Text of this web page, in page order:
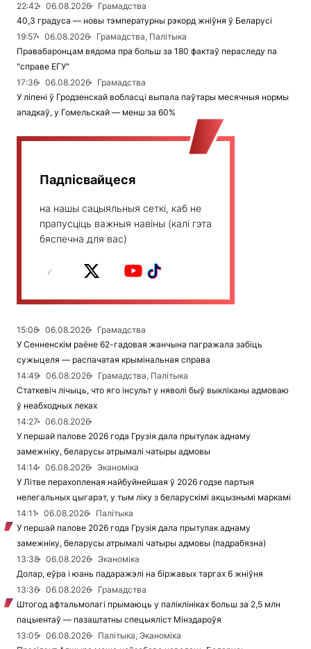
22:42
06.08.2026
Грамадства
40,3 градуса — новы тэмпературны рэкорд жніўня ў Беларусі
19:57
06.08.2026
Грамадства, Палітыка
Правабаронцам вядома пра больш за 180 фактаў пераследу па
"справе ЕГУ"
17:36
06.08.2026
Грамадства
У ліпені ў Гродзенскай вобласці выпала паўтары месячныя нормы
ападкаў, у Гомельскай — менш за 60%
Падпісвайцеся
на нашы сацыяльныя сеткі, каб не
прапусціць важныя навіны (калі гэта
бяспечна для вас)
15:08 06.08.2026
Грамадства
У Сенненскім раёне 62-гадовая жанчына пагражала забіць
сужыцеля — распачатая крымінальная справа
14:49
06.08.2026
Грамадства, Палітыка
Статкевіч лічыць, что яго інсульт у няволі быў выкліканы адмоваю
ў неабходных леках
14:27
06.08.2026
У першай палове 2026 года Грузія дала прытулак аднаму
замежніку, беларусы атрымалі чатыры адмовы
14:14
06.08.2026
Эканоміка
У Літве перахопленая найбуйнейшая ў 2026 годзе партыя
нелегальных цыгарэт, у тым ліку з беларускімі акцызнымі маркамі
14:11
06.08.2026
Палітыка
У першай палове 2026 года Грузія дала прытулак аднаму
замежніку, беларусы атрымалі чатыры адмовы (падрабязна)
13:38
06.08.2026
Эканоміка
Долар, еўра і юань падаражэлі на біржавых таргах 6 жніўня
13:36
06.08.2026
Грамадства
Штогод афтальмолагі прымаюць у паліклініках больш за 2,5 млн
пацыентаў — пазаштатны спецыяліст Мінздароўя
13:05
06.08.2026
Палітыка, Эканоміка